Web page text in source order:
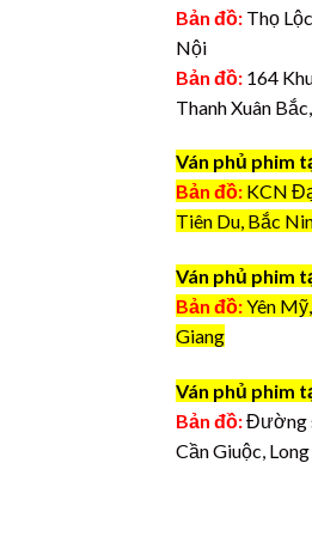
Bản đồ: Thọ
Nội
Bản đồ: 164
Thanh Xuân
Ván phủ phim
Bản đồ: KCN
Tiên Du, Bắc
Ván phủ phim
Bản đồ:Yên
Giang
Ván phủ phim
Bản đồ:Đường
Cần Giuộc,